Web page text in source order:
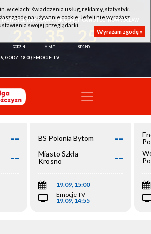
HOTEL WROCŁAW - KSK QEMETICA NOTEĆ INOWROCŁAW
25
GODZ. 18:00, EMOCJE TV
--
--
BS Polonia Bytom --
Miasto Szkła
Krosno
--
19.09, 15:00
Emocje TV
19.09, 14:55
w celach: świadczenia usług, reklamy, statystyk.
zgodę na używanie cookie. Jeżeli nie wyrażasz
swojej przeglądarki.
Wyrażam zgodę »